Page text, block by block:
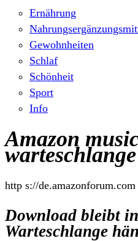
Ernährung
Gewohnheiten
Schlaf
Schönheit
Sport
Info
Amazon
warteschlange
http s://
Download bleibt
Warteschlange